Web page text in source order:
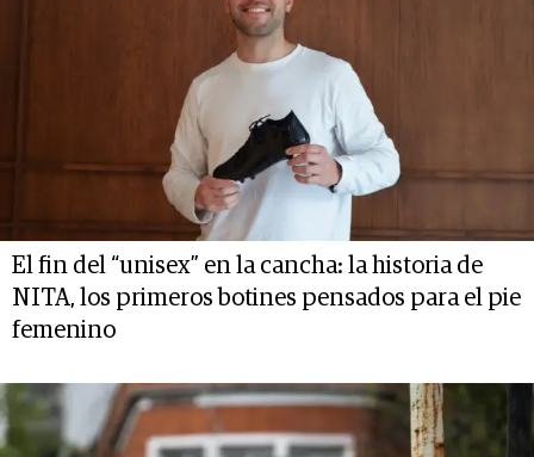
El fin del “unisex” en la cancha: la historia de
NITA, los primeros botines pensados para el pie
femenino